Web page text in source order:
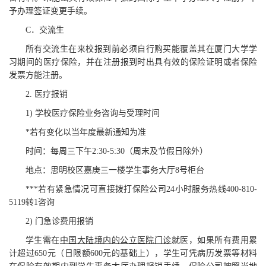
予办理签证变更手续。
C．交流生
所有交流生在来校报到前必须 自行购买能覆盖其在厦门大学学
习期间的 医疗保险， 并在注册报到时出具有效的保险证明 或者保险
发票方能注册。
2. 医疗报销
1) 学校 医疗保险业务咨询与受理时间
*若有变化以当年度最新通知为准
时间：每周三下午2:30-5:30 （周末及节假日除外）
地点：思明校区嘉庚三一楼学生事务大厅8号柜台
***若有紧急情况可直接拨打保险公司24小时服务热线400-810-
5119转1咨询
2) 门急诊费用报销
学生需在中国大陆境内的公立医院门诊就医，如果所有费用累
计超过650元 （ 日限额600元的基础上），学生可凭病历发票等材料